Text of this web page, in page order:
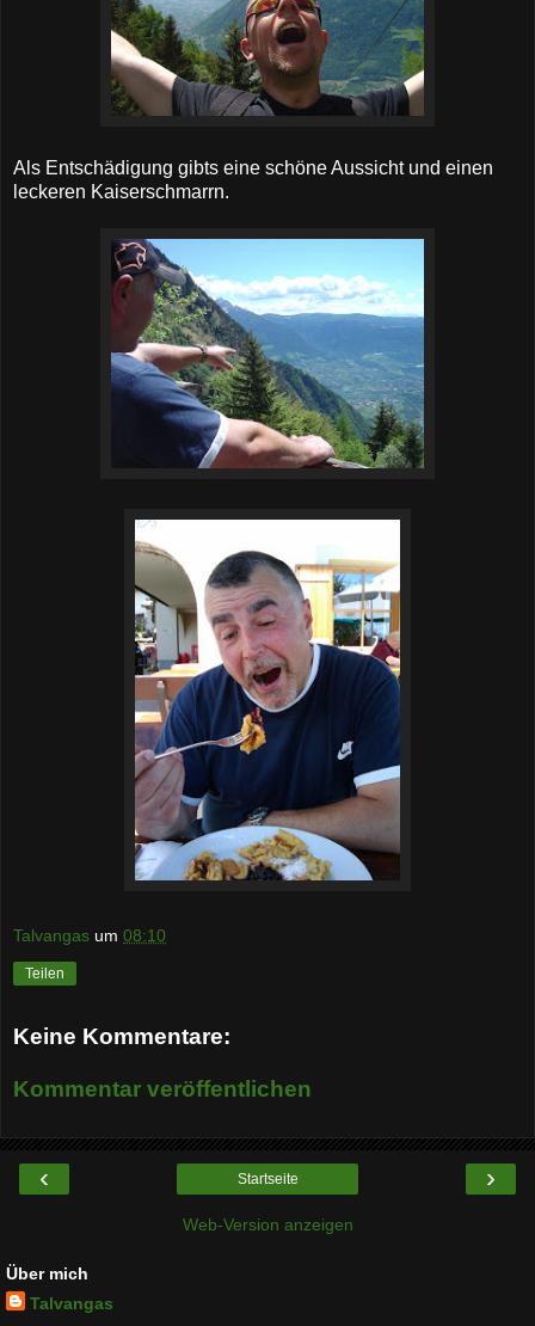
Als Entschädigung gibts eine schöne Aussicht und einen
leckeren Kaiserschmarrn.
Talvangas um 08:10
Teilen
Keine Kommentare:
Kommentar veröffentlichen
‹ ›
Startseite
Web-Version anzeigen
Über mich
Talvangas